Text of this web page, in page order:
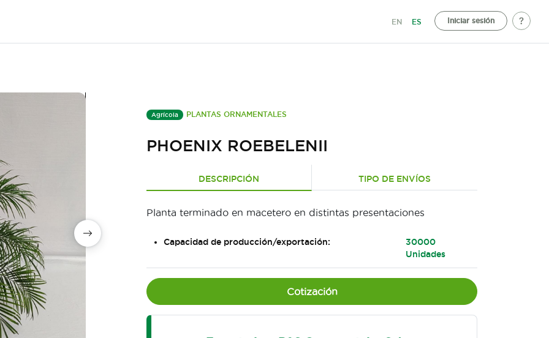
EN ES Iniciar sesión
Agrícola PLANTAS ORNAMENTALES
PHOENIX ROEBELENII
DESCRIPCIÓN TIPO DE ENVÍOS
Planta terminado en macetero en distintas presentaciones
Capacidad de producción/exportación:
30000
Unidades
Cotización